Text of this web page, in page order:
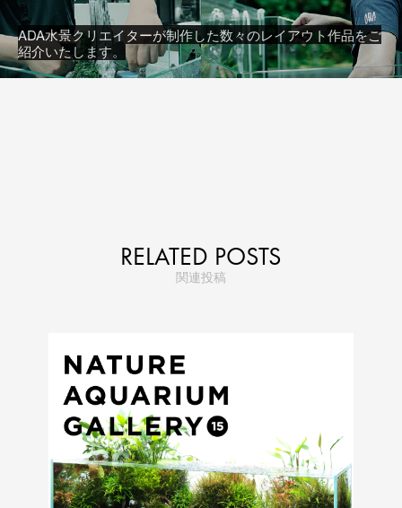
ADA水景クリエイターが制作した数々のレイアウト作品をご
紹介いたします。
RELATED POSTS
関連投稿